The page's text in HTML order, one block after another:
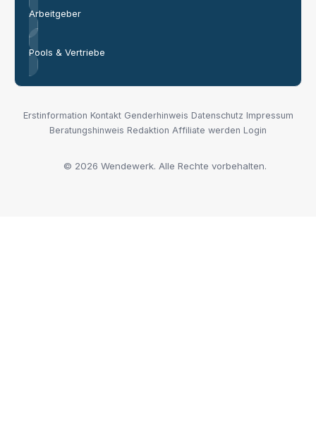
Arbeitgeber
Pools & Vertriebe
Erstinformation Kontakt Genderhinweis Datenschutz Impressum
Beratungshinweis Redaktion Affiliate werden Login
© 2026 Wendewerk. Alle Rechte vorbehalten.